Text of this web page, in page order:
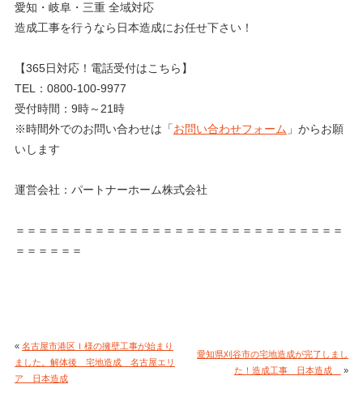
愛知・岐阜・三重 全域対応
造成工事を行うなら日本造成にお任せ下さい！
【365日対応！電話受付はこちら】
TEL：0800-100-9977
受付時間：9時～21時
※時間外でのお問い合わせは「お問い合わせフォーム 」からお願
いします
運営会社：パートナーホーム株式会社
＝＝＝＝＝＝＝＝＝＝＝＝＝＝＝＝＝＝＝＝＝＝＝＝＝＝＝＝＝
＝＝＝＝＝＝
« 名古屋市港区Ｉ様の擁壁工事が始まり
ました。解体後 宅地造成 名古屋エリ
ア 日本造成
愛知県刈谷市の宅地造成が完了しまし
た！造成工事 日本造成
»